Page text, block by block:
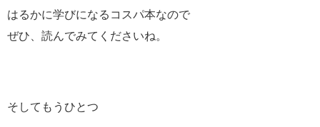
はるかに学びになるコスパ本なので
ぜひ、読んでみてくださいね。
そしてもうひとつ